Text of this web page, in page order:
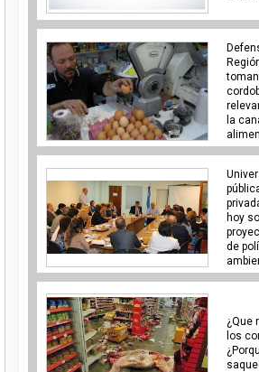
la
hoy
de
¿Que
los